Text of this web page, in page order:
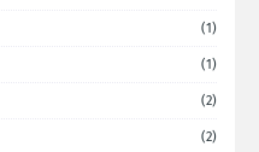
(1)
(1)
(2)
(2)